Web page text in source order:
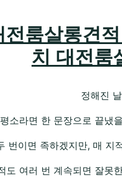
룸살롱견
치 대전룸
정해진
소라면 한 문장으로 끝냈
번이면 족하겠지만, 매 지
도 여러 번 계속되면 잘못